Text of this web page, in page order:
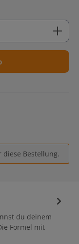
Wert ein
Bestellung.
du deinem
Formel mit